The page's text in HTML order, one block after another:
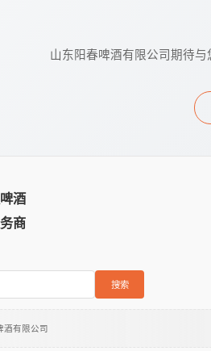
山东阳春啤酒有限公司期待
酒
商
搜索
酒有限公司